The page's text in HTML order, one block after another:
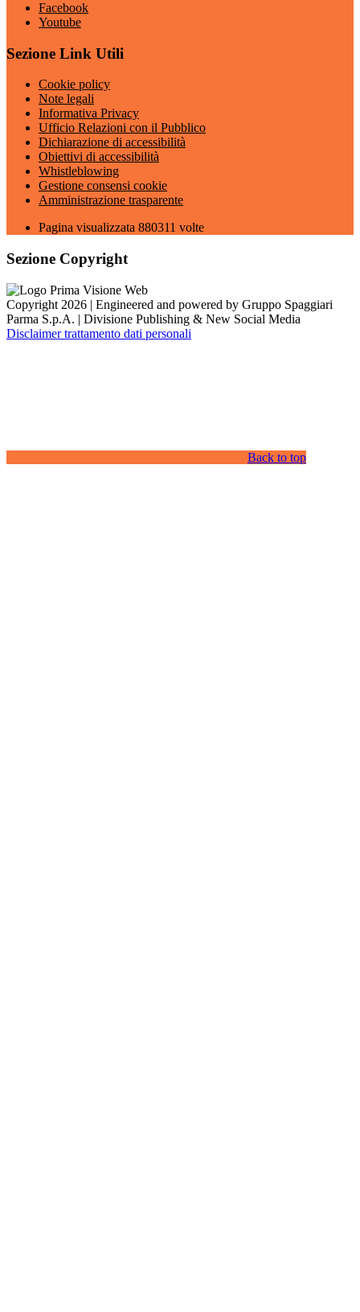
Facebook
Youtube
Sezione Link Utili
Cookie policy
Note legali
Informativa Privacy
Ufficio Relazioni con il Pubblico
Dichiarazione di accessibilità
Obiettivi di accessibilità
Whistleblowing
Gestione consensi cookie
Amministrazione trasparente
Pagina visualizzata 880311 volte
Sezione Copyright
Copyright 2026 | Engineered and powered by Gruppo Spaggiari
Parma S.p.A. | Divisione Publishing & New Social Media
Disclaimer trattamento dati personali
Back to top